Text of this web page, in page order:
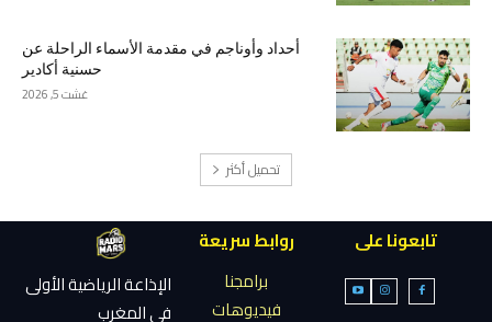
أحداد وأوناجم في مقدمة الأسماء الراحلة عن
حسنية أكادير
غشت 5, 2026
تحميل أكثر
تابعونا على
روابط سريعة
برامجنا
فيديوهات
الإذاعة الرياضية الأولى
في المغرب